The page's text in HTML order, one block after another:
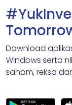
Download
Windows serta
saham, reksa